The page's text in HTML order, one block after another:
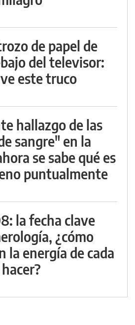
de papel de
del televisor:
este truco
hallazgo de las
sangre" en la
se sabe qué es
puntualmente
la fecha clave
¿cómo
la energía de cada